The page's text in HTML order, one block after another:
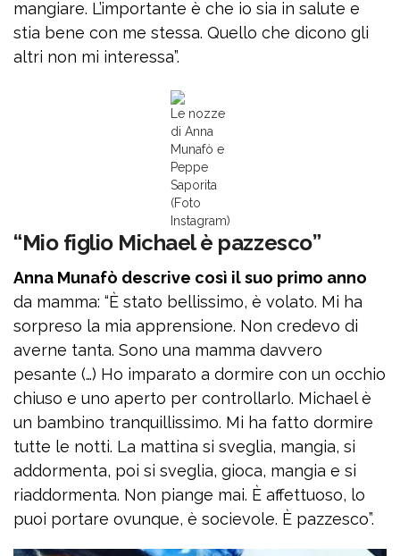
mangiare. L’importante è che io sia in salute e
stia bene con me stessa. Quello che dicono gli
altri non mi interessa”.
Le nozze
di Anna
Munafò e
Peppe
Saporita
(Foto
Instagram)
“Mio figlio Michael è pazzesco”
Anna Munafò descrive così il suo primo anno
da mamma: “È stato bellissimo, è volato. Mi ha
sorpreso la mia apprensione. Non credevo di
averne tanta. Sono una mamma davvero
pesante (…) Ho imparato a dormire con un occhio
chiuso e uno aperto per controllarlo. Michael è
un bambino tranquillissimo. Mi ha fatto dormire
tutte le notti. La mattina si sveglia, mangia, si
addormenta, poi si sveglia, gioca, mangia e si
riaddormenta. Non piange mai. È affettuoso, lo
puoi portare ovunque, è socievole. È pazzesco”.